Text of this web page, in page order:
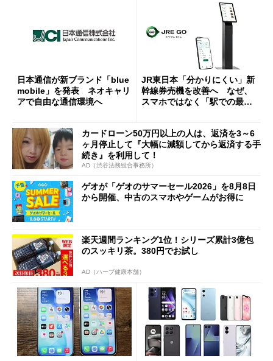
日本通信が新ブランド「blue
mobile」を発表 ネオキャリ
アで自由な通信環境へ
JR東日本「分かりにくい」新
幹線券売機を改善へ なぜ、
スマホではなく「駅での最短
カードローン50万円以上の人は、返済を3～6
ヶ月停止して『大幅に減額してから返済する手
続き』を利用して！
AD（渋谷法務総合事務所）
ゲオが「ゲオのサマーセール2026」を8月8日
から開催、中古のスマホやゲームがお得に
楽天週間ランキング1位！シリーズ累計3億包
のスッキリ茶。380円でお試し
AD（ハーブ健康本舗）